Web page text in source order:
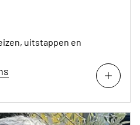
uitstappen en